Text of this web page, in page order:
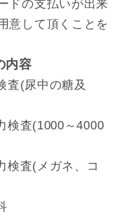
ドの支払いが出来
意して頂くことを
内容
中の糖及
～4000
メガネ、コ